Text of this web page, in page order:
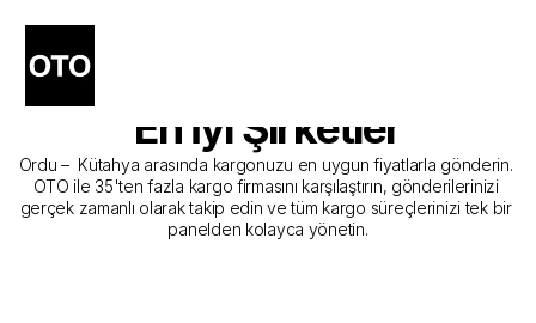
Ordu - Kütahya Kargo
Gönderim Hizmeti Sunan
En İyi Şirketler
Ordu –  Kütahya arasında kargonuzu en uygun fiyatlarla gönderin.
OTO ile 35'ten fazla kargo firmasını karşılaştırın, gönderilerinizi
gerçek zamanlı olarak takip edin ve tüm kargo süreçlerinizi tek bir
panelden kolayca yönetin.